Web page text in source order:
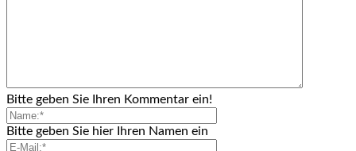
Bitte geben Sie Ihren Kommentar ein!
Bitte geben Sie hier Ihren Namen ein